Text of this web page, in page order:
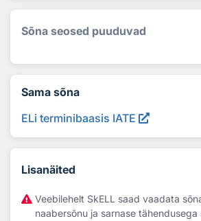
Sõna seosed puuduvad
Sama sõna
ELi terminibaasis IATE
Lisanäited
Veebilehelt SkELL saad vaadata
naabersõnu ja sarnase